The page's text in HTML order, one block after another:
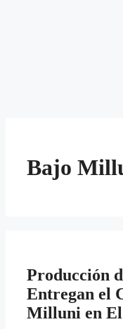
Bajo
Producción
Entregan el
Milluni en